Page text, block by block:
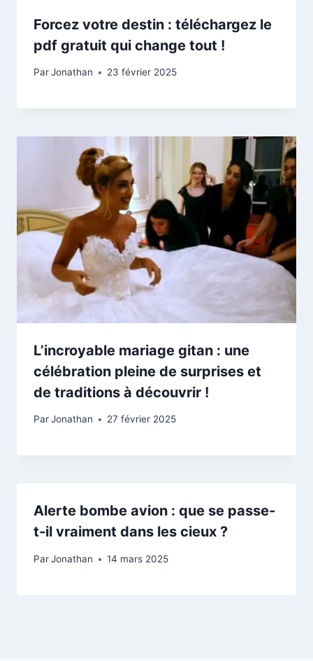
Forcez votre destin : téléchargez le
pdf gratuit qui change tout !
ParJonathan 23 février 2025
L’incroyable mariage gitan : une
célébration pleine de surprises et
de traditions à découvrir !
ParJonathan 27 février 2025
Alerte bombe avion : que se passe-
t-il vraiment dans les cieux ?
ParJonathan 14 mars 2025